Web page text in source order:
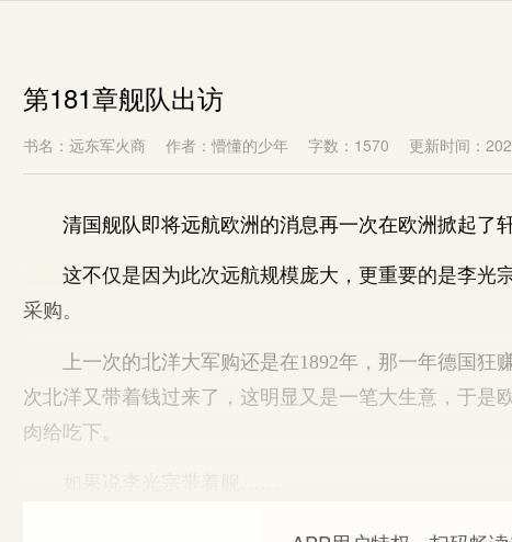
第181章舰队出访
书名：远东军火商 作者：懵懂的少年 字数：1570 更新时间：
清国舰队即将远航欧洲的消息再一次在欧洲掀起了轩
这不仅是因为此次远航规模庞大，更重要的是李光
采购。
上一次的北洋大军购还是在1892年，那一年德国狂
次北洋又带着钱过来了，这明显又是一笔大生意，于是
肉给吃下。